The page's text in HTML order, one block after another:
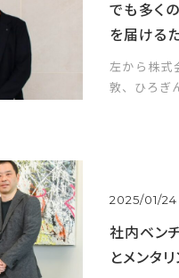
でも多く
を届ける
左から株式
敦、ひろぎ
2025/01/24
社内ベン
とメンタ